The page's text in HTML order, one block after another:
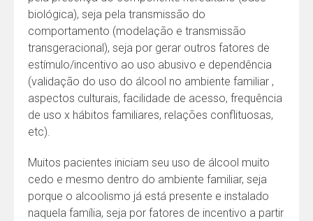
biológica), seja pela transmissão do
comportamento (modelação e transmissão
transgeracional), seja por gerar outros fatores de
estímulo/incentivo ao uso abusivo e dependência
(validação do uso do álcool no ambiente familiar ,
aspectos culturais, facilidade de acesso, frequência
de uso x hábitos familiares, relações conflituosas,
etc).
Muitos pacientes iniciam seu uso de álcool muito
cedo e mesmo dentro do ambiente familiar, seja
porque o alcoolismo já está presente e instalado
naquela família, seja por fatores de incentivo a partir